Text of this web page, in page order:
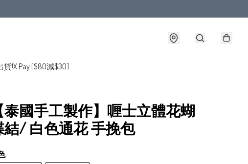
貨!X Pay [$80減$30]
泰國手工製作】喱士立體花蝴
結/ 白色通花 手挽包